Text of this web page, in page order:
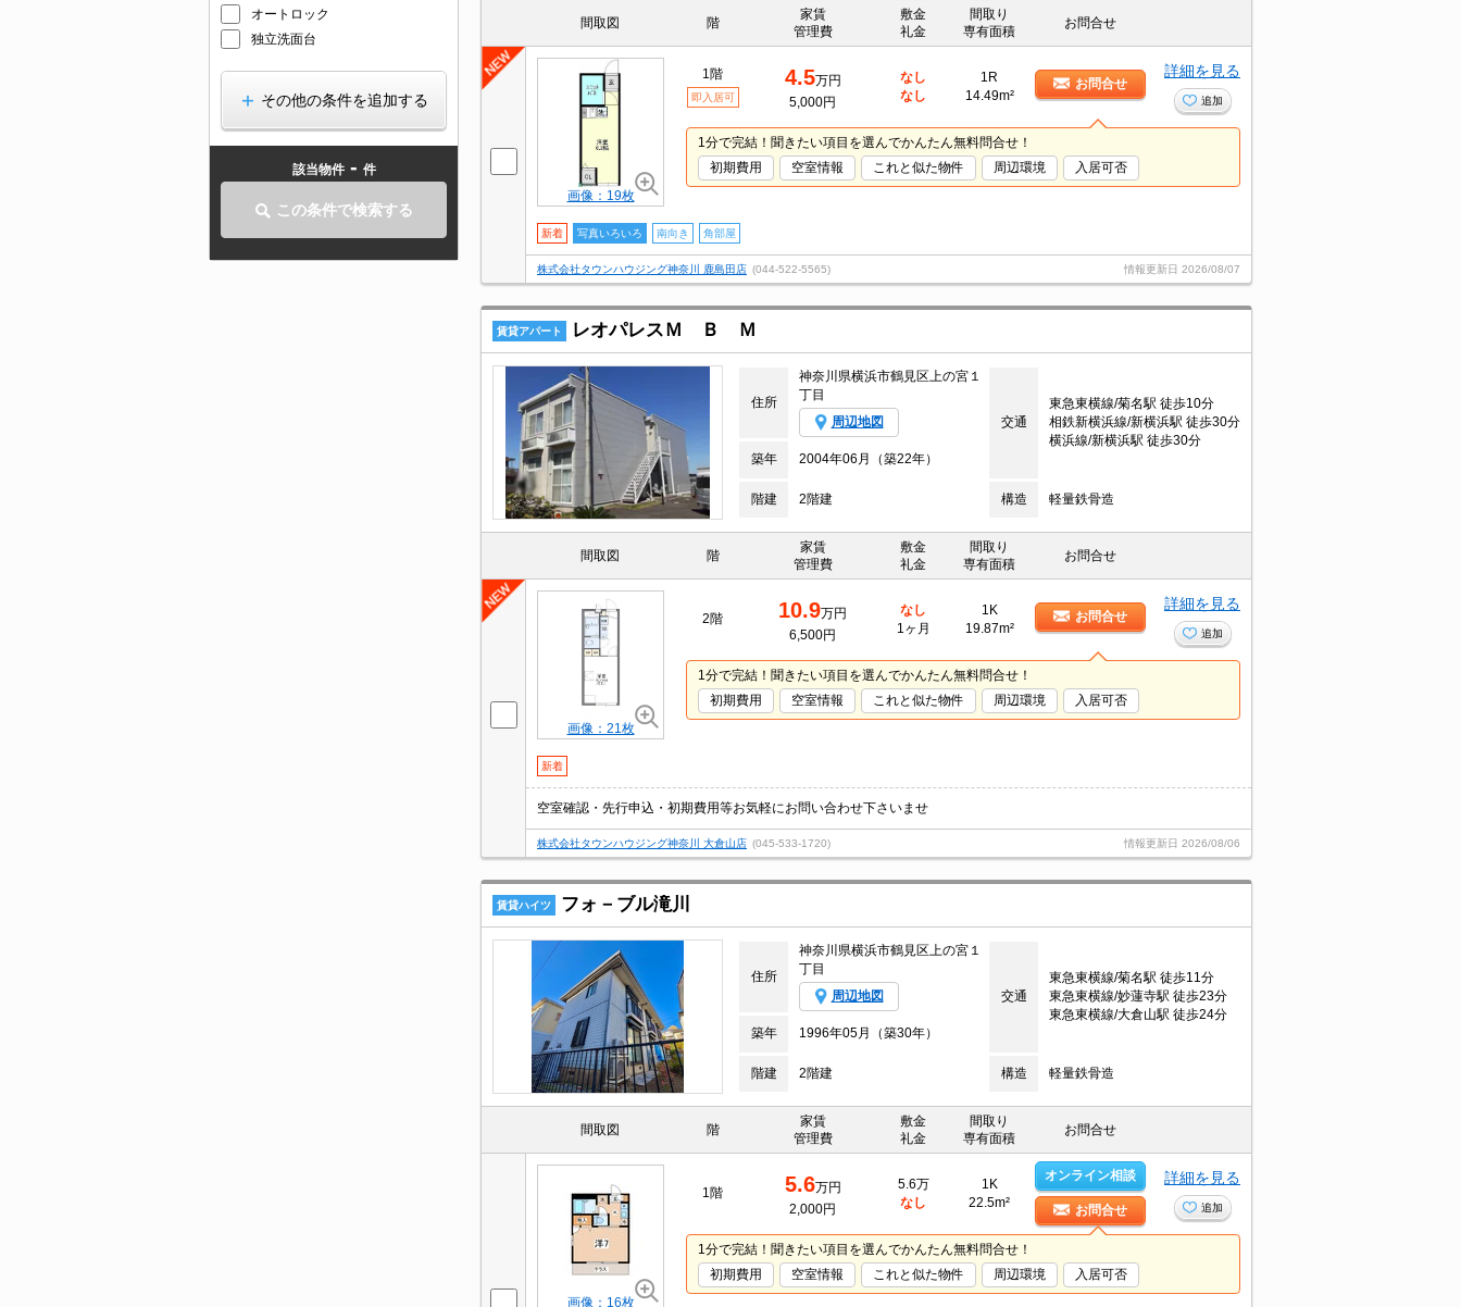
オートロック
独立洗面台
その他の条件を追加する
該当物件 - 件
この条件で検索する
間取図 階
家賃
管理費
敷金
礼金
間取り
専有面積
お問合せ
画像：19枚
1階
即入居可
4.5万円
5,000円
なし
なし
1R
14.49m²
お問合せ
詳細を見る
追加
1分で完結！聞きたい項目を選んでかんたん無料問合せ！
初期費用
空室情報 これと似た物件 周辺環境 入居可否
新着 写真いろいろ 南向き 角部屋
株式会社タウンハウジング神奈川 鹿島田店 (044-522-5565) 情報更新日 2026/08/07
賃貸アパート レオパレスＭ Ｂ Ｍ
住所
神奈川県横浜市鶴見区上の宮１
丁目
周辺地図 交通
東急東横線/菊名駅 徒歩10分
相鉄新横浜線/新横浜駅 徒歩30分
横浜線/新横浜駅 徒歩30分
築年
2004年06月（築22年）
階建 2階建 構造 軽量鉄骨造
間取図 階
家賃
管理費
敷金
礼金
間取り
専有面積
お問合せ
画像：21枚
2階 10.9万円
6,500円
なし
1ヶ月
1K
19.87m²
お問合せ
詳細を見る
追加
1分で完結！聞きたい項目を選んでかんたん無料問合せ！
初期費用
空室情報 これと似た物件 周辺環境 入居可否
新着
空室確認・先行申込・初期費用等お気軽にお問い合わせ下さいませ
株式会社タウンハウジング神奈川 大倉山店 (045-533-1720) 情報更新日 2026/08/06
賃貸ハイツ フォ－ブル滝川
住所
神奈川県横浜市鶴見区上の宮１
丁目
周辺地図 交通
東急東横線/菊名駅 徒歩11分
東急東横線/妙蓮寺駅 徒歩23分
東急東横線/大倉山駅 徒歩24分
築年
1996年05月（築30年）
階建 2階建 構造 軽量鉄骨造
間取図 階
家賃
管理費
敷金
礼金
間取り
専有面積
お問合せ
画像：16枚
1階 5.6万円
2,000円
5.6万
なし
1K
22.5m²
オンライン相談
お問合せ
詳細を見る
追加
1分で完結！聞きたい項目を選んでかんたん無料問合せ！
初期費用
空室情報 これと似た物件 周辺環境 入居可否